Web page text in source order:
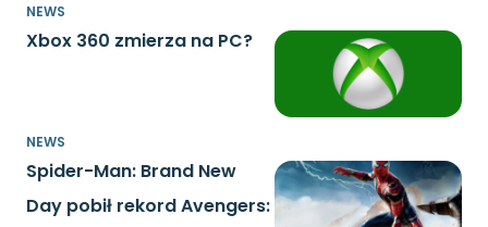
NEWS
Xbox 360 zmierza na PC?
NEWS
Spider-Man: Brand New
Day pobił rekord Avengers: